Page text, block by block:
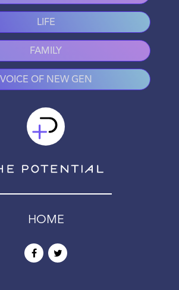
LIFE
FAMILY
VOICE OF NEW GEN
HOME